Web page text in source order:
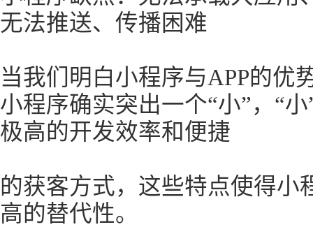
无法推送、传播困难
当我们明白小程序与APP的优
小程序确实突出一个“小”，“
极高的开发效率和便捷
的获客方式，这些特点使得小
高的替代性。